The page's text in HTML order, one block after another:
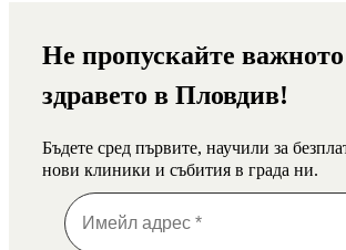
Не пропускайте важното
здравето в Пловдив!
Бъдете сред първите, научили за
нови клиники и събития в града ни.